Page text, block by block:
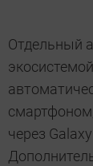
Отдельный
через